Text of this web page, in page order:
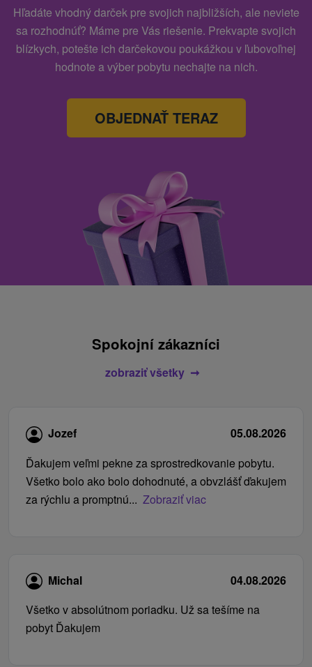
Hľadáte vhodný darček pre svojich najbližších, ale neviete
sa rozhodnúť? Máme pre Vás riešenie. Prekvapte svojich
blízkych, potešte ich darčekovou poukážkou v ľubovoľnej
hodnote a výber pobytu nechajte na nich.
OBJEDNAŤ TERAZ
Spokojní zákazníci
zobraziť všetky
Jozef
05.08.2026
Ďakujem veľmi pekne za sprostredkovanie pobytu.
Všetko bolo ako bolo dohodnuté, a obvzlášť ďakujem
za rýchlu a promptnú... Zobraziť viac
Michal
04.08.2026
Všetko v absolútnom poriadku. Už sa tešíme na
pobyt Ďakujem